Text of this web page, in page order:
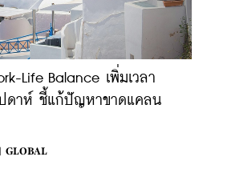
Life Balance เพิ่มเวลา
ดาห์ ชี้แก้ปัญหาขาดแคลน
GLOBAL